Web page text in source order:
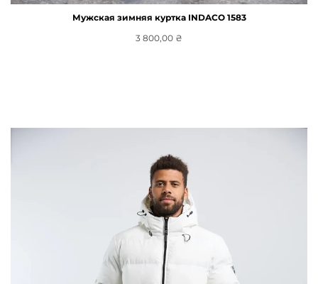
Мужская зимняя куртка INDACO 1583
3 800,00 ₴